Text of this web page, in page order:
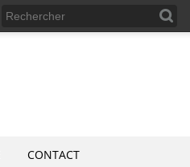
CONTACT